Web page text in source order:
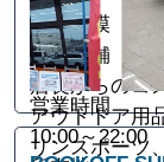
店舗規模
大型店舗
店長からのコ
アウトドア用
リンスポーツ
営業時間
10:00～22:00